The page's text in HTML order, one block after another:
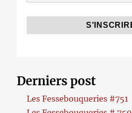
Derniers post
Les Fessebouqueries #751